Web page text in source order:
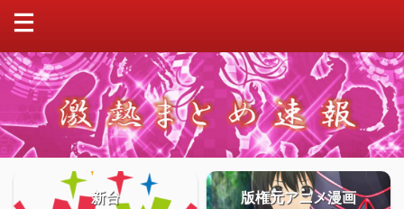
新台 版権元アニメ漫画